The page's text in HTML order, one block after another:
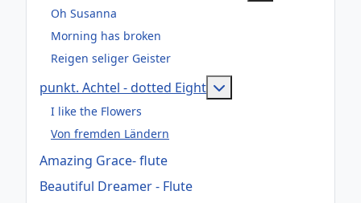
Oh Susanna
Morning has broken
Reigen seliger Geister
punkt. Achtel - dotted Eight
I like the Flowers
Von fremden Ländern
Amazing Grace- flute
Beautiful Dreamer - Flute